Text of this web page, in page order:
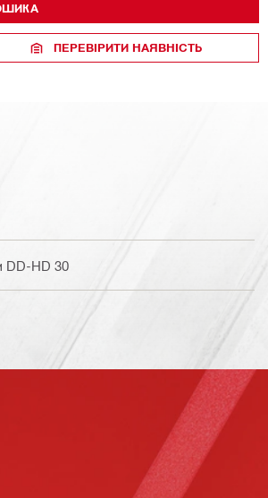
ПЕРЕВІРИТИ НАЯВНІСТЬ
DD-HD 30